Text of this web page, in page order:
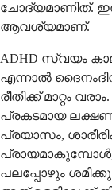
ചോദ്യമാണിത്.
ആവശ്യമാണ്.
ADHD സ്വയം
എന്നാൽ
രീതിക്ക് മാറ്റം
പ്രകടമായ
പ്രയാസം,
പ്രായമാകുമ്പോൾ,
പലപ്പോഴും